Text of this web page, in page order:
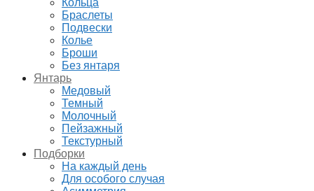
Браслеты
Подвески
Колье
Броши
Без янтаря
Янтарь
Медовый
Темный
Молочный
Пейзажный
Текстурный
Подборки
На каждый день
Для особого случая